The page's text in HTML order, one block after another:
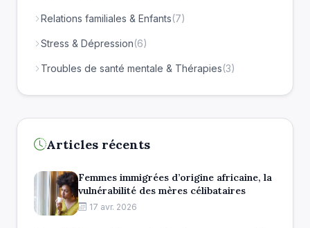
Relations familiales & Enfants(7)
Stress & Dépression(6)
Troubles de santé mentale & Thérapies(3)
Articles récents
Femmes immigrées d’origine africaine, la
vulnérabilité des mères célibataires
17 avr. 2026